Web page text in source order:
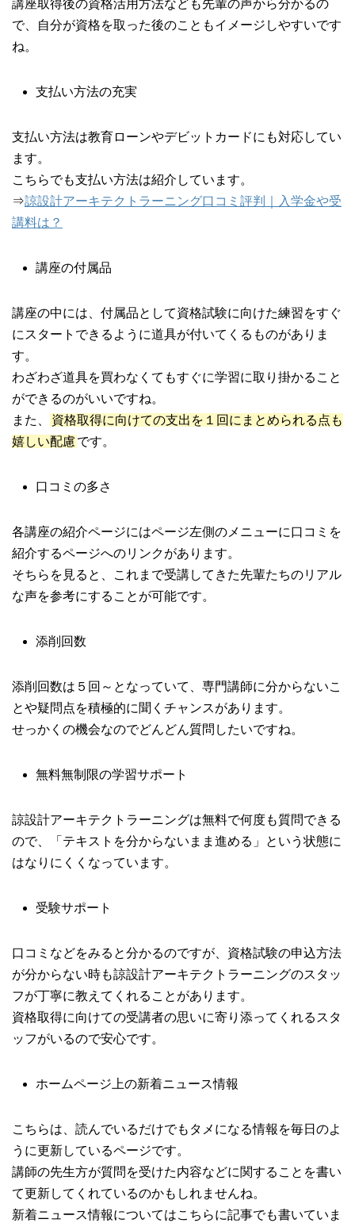
講座取得後の資格活用方法なども先輩の声から分かるの
で、自分が資格を取った後のこともイメージしやすいです
ね。
支払い方法の充実
支払い方法は教育ローンやデビットカードにも対応してい
ます。
こちらでも支払い方法は紹介しています。
⇒諒設計アーキテクトラーニング口コミ評判｜入学金や受
講料は？
講座の付属品
講座の中には、付属品として資格試験に向けた練習をすぐ
にスタートできるように道具が付いてくるものがありま
す。
わざわざ道具を買わなくてもすぐに学習に取り掛かること
ができるのがいいですね。
また、
資格取得に向けての支出を１回にまとめられる点も
嬉しい配慮 です。
口コミの多さ
各講座の紹介ページにはページ左側のメニューに口コミを
紹介するページへのリンクがあります。
そちらを見ると、これまで受講してきた先輩たちのリアル
な声を参考にすることが可能です。
添削回数
添削回数は５回～となっていて、専門講師に分からないこ
とや疑問点を積極的に聞くチャンスがあります。
せっかくの機会なのでどんどん質問したいですね。
無料無制限の学習サポート
諒設計アーキテクトラーニングは無料で何度も質問できる
ので、「テキストを分からないまま進める」という状態に
はなりにくくなっています。
受験サポート
口コミなどをみると分かるのですが、資格試験の申込方法
が分からない時も諒設計アーキテクトラーニングのスタッ
フが丁寧に教えてくれることがあります。
資格取得に向けての受講者の思いに寄り添ってくれるスタ
ッフがいるので安心です。
ホームページ上の新着ニュース情報
こちらは、読んでいるだけでもタメになる情報を毎日のよ
うに更新しているページです。
講師の先生方が質問を受けた内容などに関することを書い
て更新してくれているのかもしれませんね。
新着ニュース情報についてはこちらに記事でも書いていま